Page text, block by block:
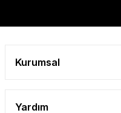
Kurumsal
Yardım